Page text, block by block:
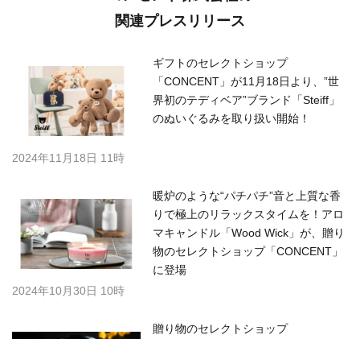
関連プレスリリース
ギフトのセレクトショップ
「CONCENT」が11月18日より、”世
界初のテディベア”ブランド「Steiff」
のぬいぐるみを取り扱い開始！
2024年11月18日 11時
暖炉のような“パチパチ”音と上質な香
りで極上のリラックスタイムを！アロ
マキャンドル「Wood Wick」が、贈り
物のセレクトショップ「CONCENT」
に登場
2024年10月30日 10時
贈り物のセレクトショップ